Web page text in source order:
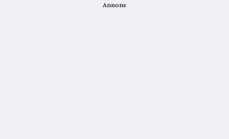
Annons